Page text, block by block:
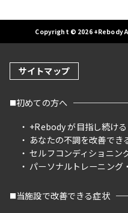
Copyright © 2026 +Rebody
サイトマップ
初めての方へ
+Rebody が目指し続け
あなたの不調を改善でき
セルフコンディショニン
パーソナルトレーニング
当施設で改善できる症状